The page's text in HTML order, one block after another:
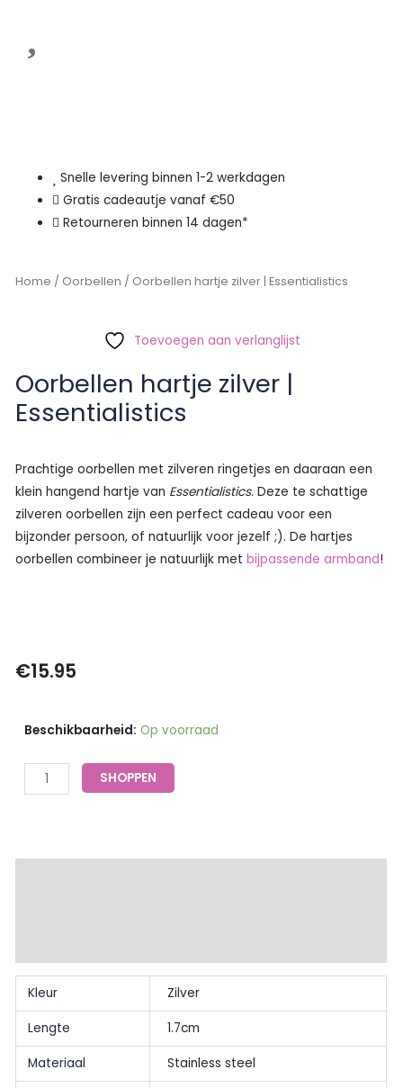
Snelle levering binnen 1-2 werkdagen
Gratis cadeautje vanaf €50
Retourneren binnen 14 dagen*
Home / Oorbellen / Oorbellen hartje zilver | Essentialistics
Toevoegen aan verlanglijst
Oorbellen hartje zilver |
Essentialistics
Prachtige oorbellen met zilveren ringetjes en daaraan een
klein hangend hartje van Essentialistics. Deze te schattige
zilveren oorbellen zijn een perfect cadeau voor een
bijzonder persoon, of natuurlijk voor jezelf ;). De hartjes
oorbellen combineer je natuurlijk metbijpassende armband!
€15.95
Beschikbaarheid: Op voorraad
Oorbellen
zilver
|
SHOPPEN
Kleur Zilver
Lengte 1.7cm
Materiaal Stainless steel